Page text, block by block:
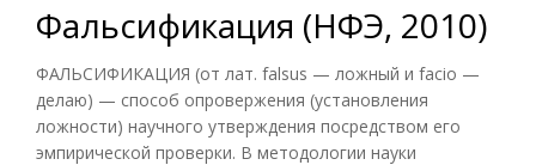
Фальсификация (НФЭ, 2010)
ФАЛЬСИФИКАЦИЯ (от лат. falsus — ложный и facio —
делаю) — способ опровержения (установления
ложности) научного утверждения посредством его
эмпирической проверки. В методологии науки